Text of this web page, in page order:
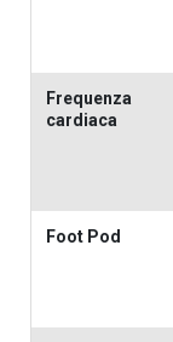
Frequen​za
cardiaca
Foot Pod